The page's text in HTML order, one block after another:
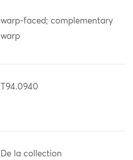
warp-faced; complementary
warp
T94.0940
De la collection